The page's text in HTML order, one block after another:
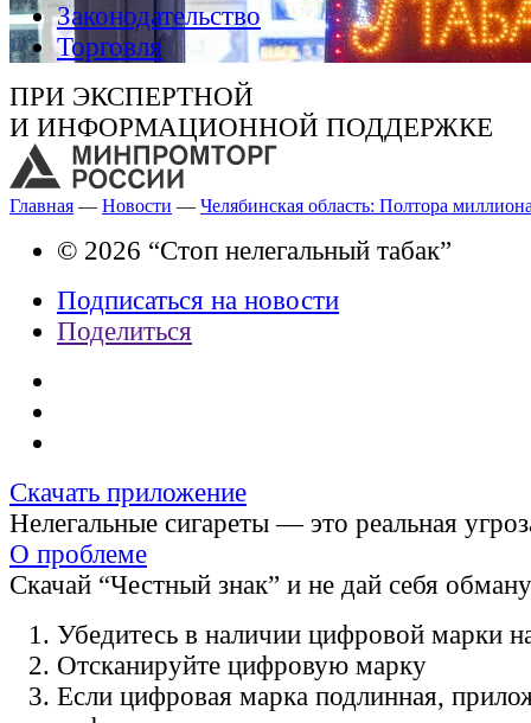
Законодательство
Торговля
ПРИ ЭКСПЕРТНОЙ
И ИНФОРМАЦИОННОЙ ПОДДЕРЖКЕ
Главная — Новости — Челябинская область: Полтора
© 2026 “Стоп нелегальный табак”
Подписаться на новости
Поделиться
Скачать приложение
Нелегальные сигареты — это реальная
О проблеме
Скачай “Честный знак” и не дай себя
Убедитесь в наличии цифровой марки
Отсканируйте цифровую марку
Если цифровая марка подлинная,